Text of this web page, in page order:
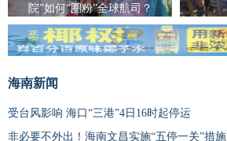
院”如何“圈粉”全球航司？
海南新闻
受台风影响 海口“三港”4日16时起停运
非必要不外出！海南文昌实施“五停一关”措施